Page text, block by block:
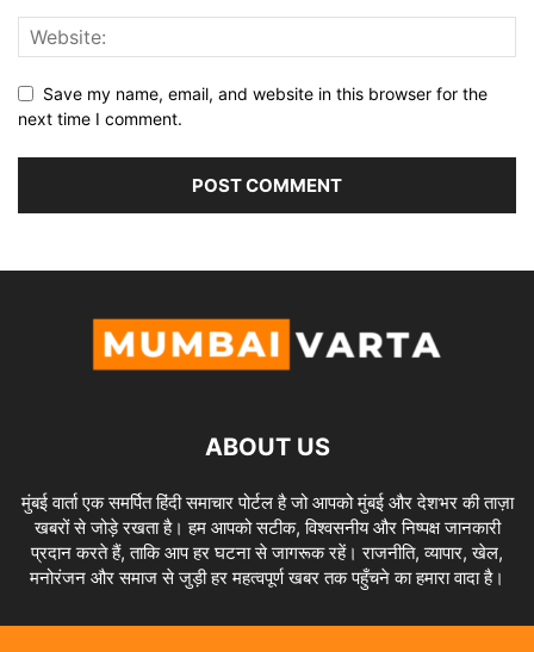
Save my name, email, and website in this browser for the
next time I comment.
ABOUT US
मुंबई वार्ता एक समर्पित हिंदी समाचार पोर्टल है जो आपको मुंबई और देशभर की ताज़ा
खबरों से जोड़े रखता है। हम आपको सटीक, विश्वसनीय और निष्पक्ष जानकारी
प्रदान करते हैं, ताकि आप हर घटना से जागरूक रहें। राजनीति, व्यापार, खेल,
मनोरंजन और समाज से जुड़ी हर महत्वपूर्ण खबर तक पहुँचने का हमारा वादा है।